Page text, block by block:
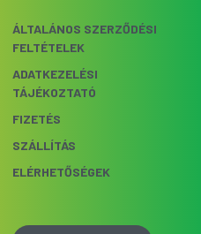
ÁLTALÁNOS SZERZŐDÉSI
FELTÉTELEK
ADATKEZELÉSI
TÁJÉKOZTATÓ
FIZETÉS
SZÁLLÍTÁS
ELÉRHETŐSÉGEK